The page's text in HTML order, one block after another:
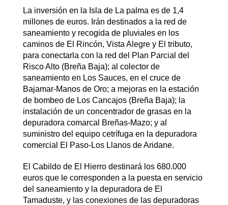
La inversión en la Isla de La palma es de 1,4
millones de euros. Irán destinados a la red de
saneamiento y recogida de pluviales en los
caminos de El Rincón, Vista Alegre y El tributo,
para conectarla con la red del Plan Parcial del
Risco Alto (Breña Baja); al colector de
saneamiento en Los Sauces, en el cruce de
Bajamar-Manos de Oro; a mejoras en la estación
de bombeo de Los Cancajos (Breña Baja); la
instalación de un concentrador de grasas en la
depuradora comarcal Breñas-Mazo; y al
suministro del equipo cetrífuga en la depuradora
comercial El Paso-Los Llanos de Aridane.
El Cabildo de El Hierro destinará los 680.000
euros que le corresponden a la puesta en servicio
del saneamiento y la depuradora de El
Tamaduste, y las conexiones de las depuradoras